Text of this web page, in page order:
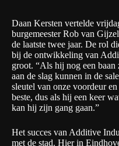
Daan Kersten vertelde
burgemeester Rob van
de laatste twee jaar. De rol
bij de ontwikkeling van
groot. “Als hij nog een
aan de slag kunnen in de
sleutel van onze voordeur
beste, dus als hij een keer
kan hij zijn gang gaan.”
Het succes van Additive
met de stad. Hier in